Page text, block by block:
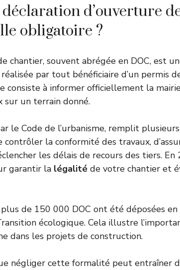
déclaration d’ouverture
obligatoire ?
chantier, souvent abrégée en DOC, est
par tout bénéficiaire d’un permis
consiste à informer officiellement la
sur un terrain donné.
le Code de l’urbanisme, remplit
contrôler la conformité des travaux,
les délais de recours des tiers. En
garantir la légalité de votre chantier et
de 150 000 DOC ont été déposées en
écologique. Cela illustre
dans les projets de construction.
négliger cette formalité peut entraîner